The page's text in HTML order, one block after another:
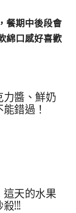
餐期中後段會
綿口感好喜歡
醬、鮮奶
錯過！
這天的水果
!!!